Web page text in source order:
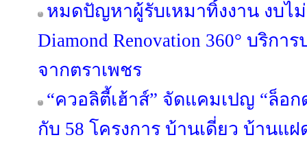
หมดปัญหาผู้รับเหมาทิ้งงาน งบไ
Diamond Renovation 360° บริกา
จากตราเพชร
“ควอลิตี้เฮ้าส์” จัดแคมเปญ “ล็อ
กับ 58 โครงการ บ้านเดี่ยว บ้านแ